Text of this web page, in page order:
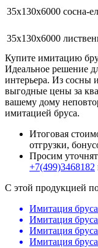
35х130х6000 сосна-
35х130х6000
Купите имитацию
Идеальное решение
интерьера. Из сосны
выгодные цены за
вашему дому
имитацией бруса.
Итоговая
отгрузки,
Просим
+7(499)3468182
C этой продукцией
Имитация
Имитация
Имитация
Имитация